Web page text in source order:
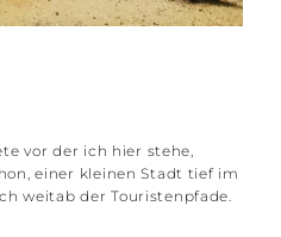
vor der ich hier stehe,
einer kleinen Stadt tief im
weitab der Touristenpfade.